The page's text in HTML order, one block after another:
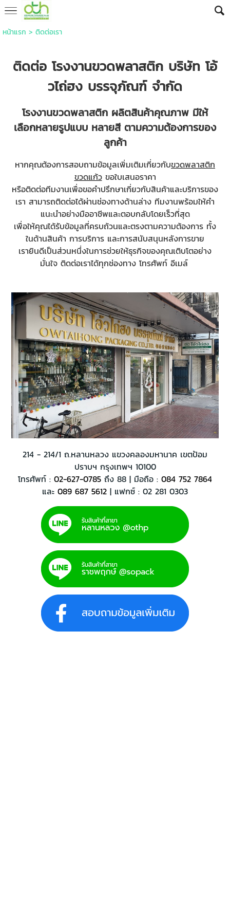
หน้าแรก > ติดต่อเรา
ติดต่อ โรงงานขวดพลาสติก บริษัท โอ้
วไถ่ฮง บรรจุภัณฑ์ จำกัด
โรงงานขวดพลาสติก ผลิตสินค้าคุณภาพ มีให้
เลือกหลายรูปแบบ หลายสี ตามความต้องการของ
ลูกค้า
หากคุณต้องการสอบถามข้อมูลเพิ่มเติมเกี่ยวกับขวดพลาสติก
ขวดแก้วขอใบเสนอราคา
หรือติดต่อทีมงานเพื่อขอคำปรึกษาเกี่ยวกับสินค้าและบริการของ
เรา สามารถติดต่อได้ผ่านช่องทางด้านล่าง ทีมงานพร้อมให้คำ
แนะนำอย่างมืออาชีพและตอบกลับโดยเร็วที่สุด
เพื่อให้คุณได้รับข้อมูลที่ครบถ้วนและตรงตามความต้องการ ทั้ง
ในด้านสินค้า การบริการ และการสนับสนุนหลังการขาย
เรายินดีเป็นส่วนหนึ่งในการช่วยให้ธุรกิจของคุณเติบโตอย่าง
มั่นใจ ติดต่อเราได้ทุกช่องทาง โทรศัพท์ อีเมล์
214 - 214/1 ถ.หลานหลวง แขวงคลองมหานาค เขตป้อม
ปราบฯ กรุงเทพฯ 10100
โทรศัพท์ : 02-627-0785 ถึง 88 | มือถือ : 084 752 7864
และ 089 687 5612 | แฟกซ์ : 02 281 0303